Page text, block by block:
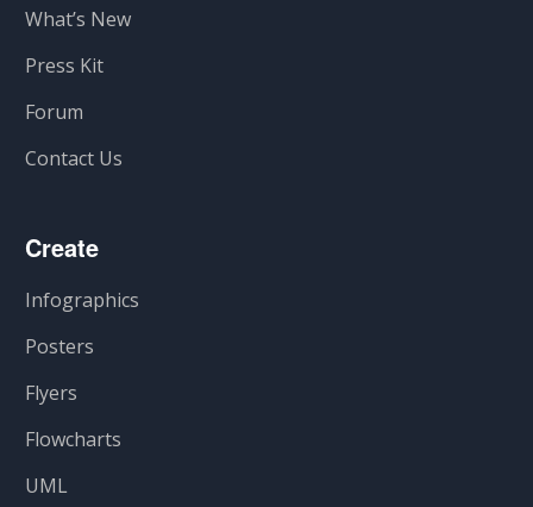
What’s New
Press Kit
Forum
Contact Us
Create
Infographics
Posters
Flyers
Flowcharts
UML